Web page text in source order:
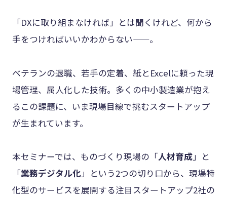
「DXに取り組まなければ」とは聞くけれど、何から
手をつければいいかわからない——。
ベテランの退職、若手の定着、紙とExcelに頼った現
場管理、属人化した技術。多くの中小製造業が抱え
るこの課題に、いま現場目線で挑むスタートアップ
が生まれています。
本セミナーでは、ものづくり現場の「人材育成」と
「業務デジタル化」という2つの切り口から、現場特
化型のサービスを展開する注目スタートアップ2社の